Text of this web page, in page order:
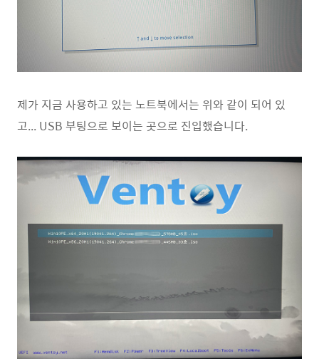
제가 지금 사용하고 있는 노트북에서는 위와 같이 되어 있
고... USB 부팅으로 보이는 곳으로 진입했습니다.